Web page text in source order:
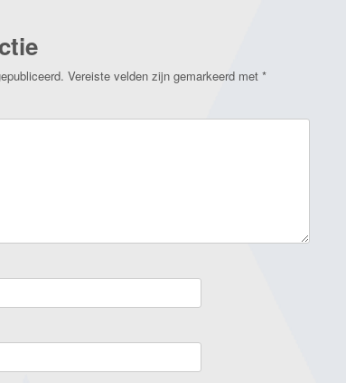
Vereiste velden zijn gemarkeerd met *